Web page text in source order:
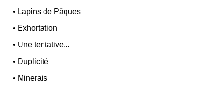
• Lapins de Pâques
• Exhortation
• Une tentative...
• Duplicité
• Minerais